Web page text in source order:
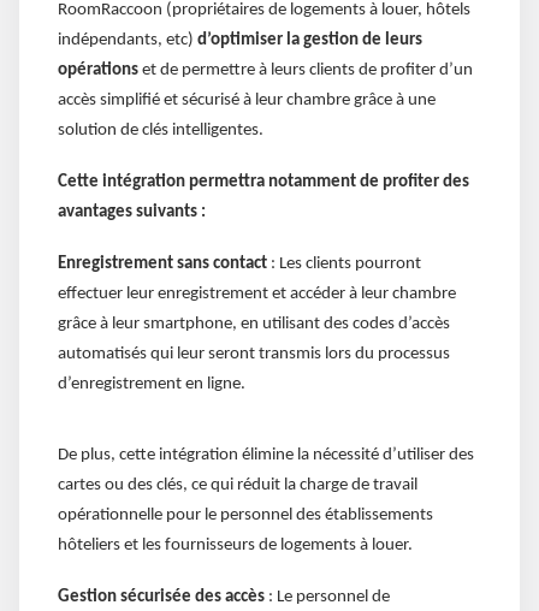
RoomRaccoon (propriétaires de logements à louer, hôtels
indépendants, etc) d’optimiser la gestion de leurs
opérations et de permettre à leurs clients de profiter d’un
accès simplifié et sécurisé à leur chambre grâce à une
solution de clés intelligentes.
Cette intégration permettra notamment de profiter des
avantages suivants :
Enregistrement sans contact : Les clients pourront
effectuer leur enregistrement et accéder à leur chambre
grâce à leur smartphone, en utilisant des codes d’accès
automatisés qui leur seront transmis lors du processus
d’enregistrement en ligne.
De plus, cette intégration élimine la nécessité d’utiliser des
cartes ou des clés, ce qui réduit la charge de travail
opérationnelle pour le personnel des établissements
hôteliers et les fournisseurs de logements à louer.
Gestion sécurisée des accès : Le personnel de